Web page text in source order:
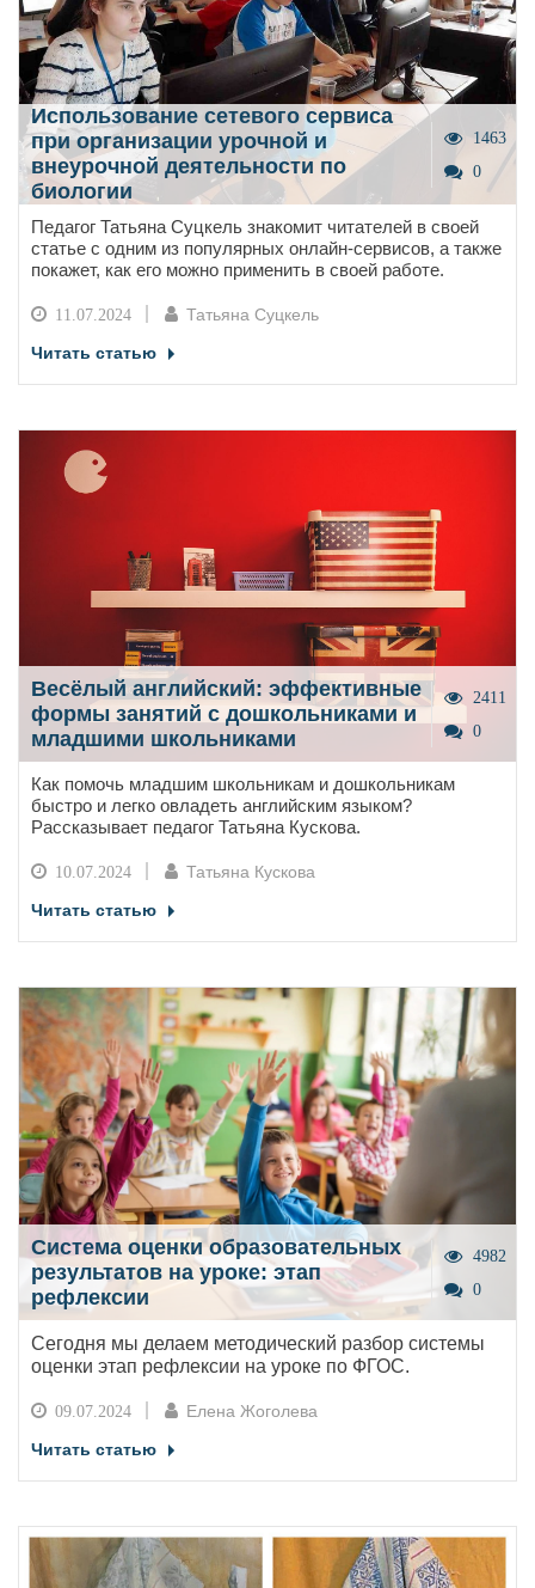
Использование сетевого сервиса
при организации урочной и
внеурочной деятельности по
биологии
1463
0
Педагог Татьяна Суцкель знакомит читателей в своей
статье с одним из популярных онлайн-сервисов, а также
покажет, как его можно применить в своей работе.
11.07.2024
Татьяна Суцкель
Читать статью
Весёлый английский: эффективные
формы занятий с дошкольниками и
младшими школьниками
2411
0
Как помочь младшим школьникам и дошкольникам
быстро и легко овладеть английским языком?
Рассказывает педагог Татьяна Кускова.
10.07.2024
Татьяна Кускова
Читать статью
Система оценки образовательных
результатов на уроке: этап
рефлексии
4982
0
Сегодня мы делаем методический разбор системы
оценки этап рефлексии на уроке по ФГОС.
09.07.2024
Елена Жоголева
Читать статью